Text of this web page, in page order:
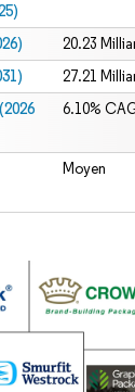
20.23
27.21
6.10%
Moyen
La réutilisation